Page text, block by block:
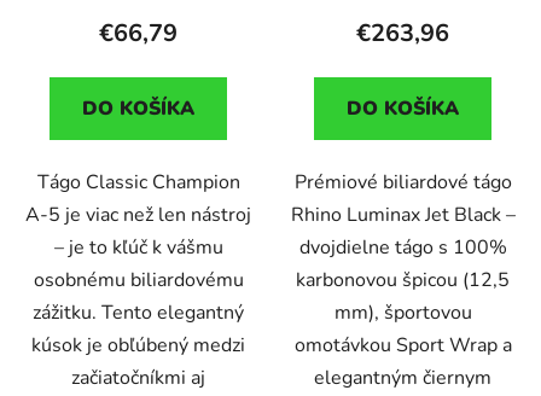
€66,79
DO KOŠÍKA
Tágo Classic Champion
A-5 je viac než len nástroj
– je to kľúč k vášmu
osobnému biliardovému
zážitku. Tento elegantný
kúsok je obľúbený medzi
začiatočníkmi aj
€263,96
DO KOŠÍKA
Prémiové biliardové tágo
Rhino Luminax Jet Black –
dvojdielne tágo s 100%
karbonovou špicou (12,5
mm), športovou
omotávkou Sport Wrap a
elegantným čiernym